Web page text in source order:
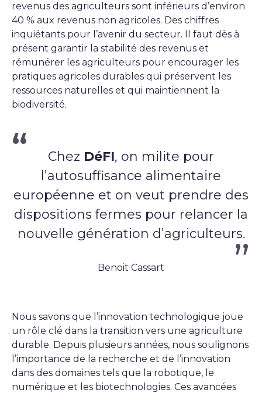
revenus des agriculteurs sont inférieurs d’environ
40 % aux revenus non agricoles. Des chiffres
inquiétants pour l’avenir du secteur. Il faut dès à
présent garantir la stabilité des revenus et
rémunérer les agriculteurs pour encourager les
pratiques agricoles durables qui préservent les
ressources naturelles et qui maintiennent la
biodiversité.
Chez DéFI, on milite pour
l’autosuffisance alimentaire
européenne et on veut prendre des
dispositions fermes pour relancer la
nouvelle génération d’agriculteurs.
Benoit Cassart
Nous savons que l’innovation technologique joue
un rôle clé dans la transition vers une agriculture
durable. Depuis plusieurs années, nous soulignons
l’importance de la recherche et de l’innovation
dans des domaines tels que la robotique, le
numérique et les biotechnologies. Ces avancées